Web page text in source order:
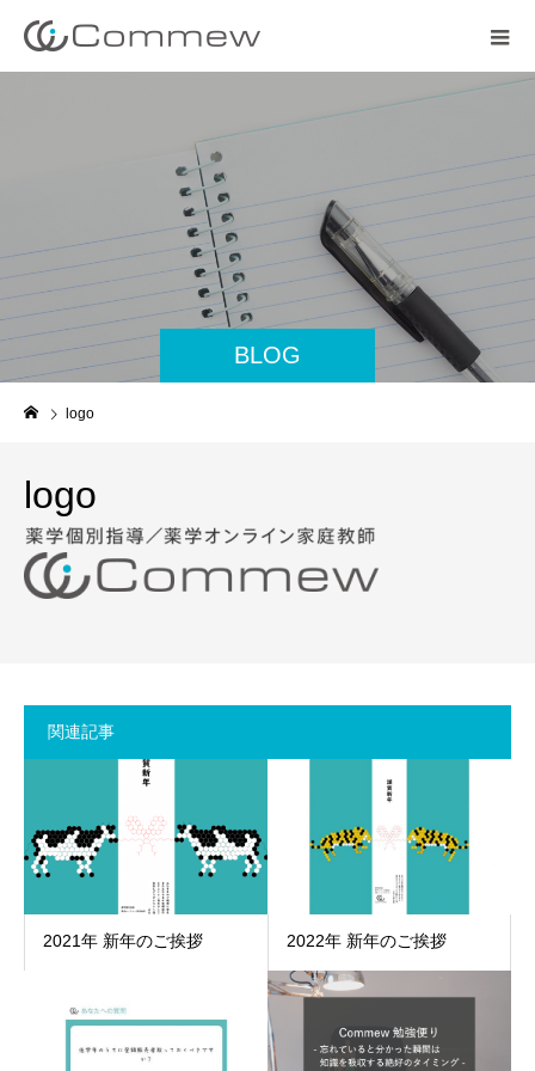
BLOG
logo
logo
関連記事
2021年 新年のご挨拶 2022年 新年のご挨拶